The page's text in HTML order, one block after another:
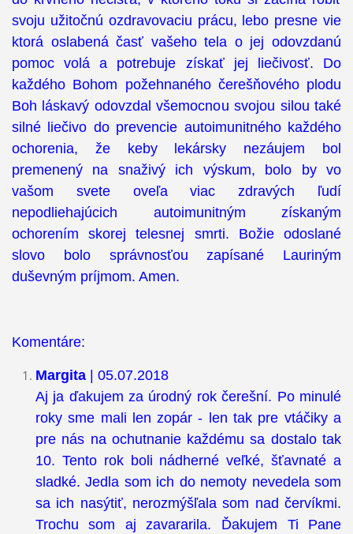
svoju užitočnú ozdravovaciu prácu, lebo presne vie
ktorá oslabená časť vašeho tela o jej odovzdanú
pomoc volá a potrebuje získať jej liečivosť. Do
každého Bohom požehnaného čerešňového plodu
Boh láskavý odovzdal všemocnou svojou silou také
silné liečivo do prevencie autoimunitného každého
ochorenia, že keby lekársky nezáujem bol
premenený na snaživý ich výskum, bolo by vo
vašom svete oveľa viac zdravých ľudí
nepodliehajúcich autoimunitným získaným
ochorením skorej telesnej smrti. Božie odoslané
slovo bolo správnosťou zapísané Lauriným
duševným príjmom. Amen.
Komentáre:
Margita
| 05.07.2018
Aj ja ďakujem za úrodný rok čerešní. Po minulé
roky sme mali len zopár - len tak pre vtáčiky a
pre nás na ochutnanie každému sa dostalo tak
10. Tento rok boli nádherné veľké, šťavnaté a
sladké. Jedla som ich do nemoty nevedela som
sa ich nasýtiť, nerozmýšľala som nad červíkmi.
Trochu som aj zavararila. Ďakujem Ti Pane